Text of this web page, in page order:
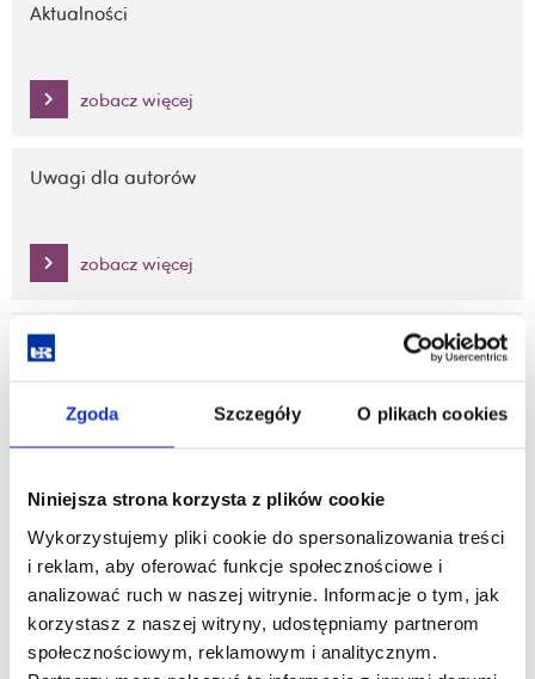
Zgoda Szczegóły O plikach cookies
Niniejsza strona korzysta z plików cookie
Wykorzystujemy pliki cookie do spersonalizowania treści
i reklam, aby oferować funkcje społecznościowe i
analizować ruch w naszej witrynie. Informacje o tym, jak
korzystasz z naszej witryny, udostępniamy partnerom
społecznościowym, reklamowym i analitycznym.
Aktualności
zobacz więcej
Uwagi dla autorów
zobacz więcej
Numery archiwalne
zobacz więcej
Kontakt
zobacz więcej